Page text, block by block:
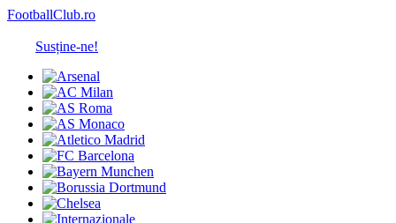
FootballClub.ro
Susține-ne!